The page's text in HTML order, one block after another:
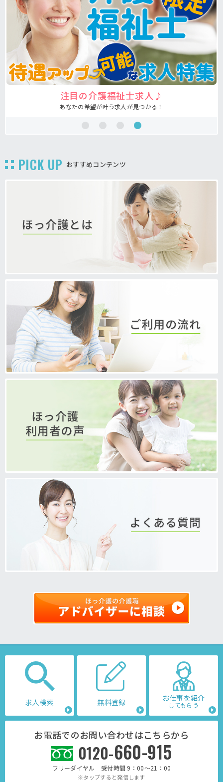
注目の介護福祉士求人♪
あなたの希望が叶う求人が見つかる！
PICK UP おすすめコンテンツ
求人検索 無料登録 お仕事を紹介
してもらう
お電話でのお問い合わせはこちらから
0120-660-915
フリーダイヤル 受付時間 9：00～21：00
※タップすると発信します